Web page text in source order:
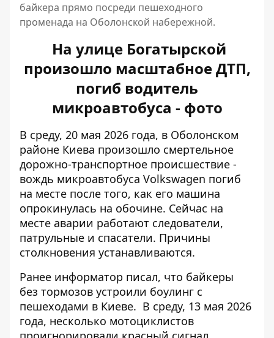
байкера прямо посреди пешеходного
променада на Оболонской набережной.
На улице Богатырской
произошло масштабное ДТП,
погиб водитель
микроавтобуса - фото
В среду, 20 мая 2026 года, в Оболонском
районе Киева произошло смертельное
дорожно-транспортное происшествие -
вождь микроавтобуса Volkswagen погиб
на месте после того, как его машина
опрокинулась на обочине. Сейчас на
месте аварии работают следователи,
патрульные и спасатели. Причины
столкновения устанавливаются.
Ранее информатор писал, что байкеры
без тормозов устроили боулинг с
пешеходами в Киеве. В среду, 13 мая 2026
года, несколько мотоциклистов